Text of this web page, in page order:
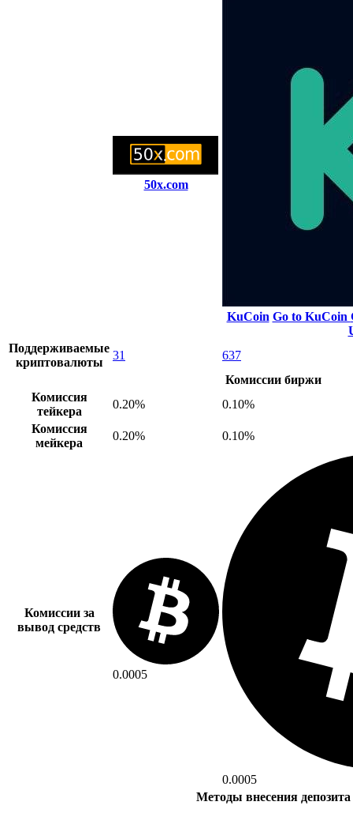
50x.com
KuCoin Go to KuCoin
Поддерживаемые
криптовалюты
31
637
Комиссии биржи
Комиссия
тейкера
0.20%
0.10%
Комиссия
мейкера
0.20% 0.10%
Комиссии за
вывод средств
0.0005
0.0005
Методы внесения депозита